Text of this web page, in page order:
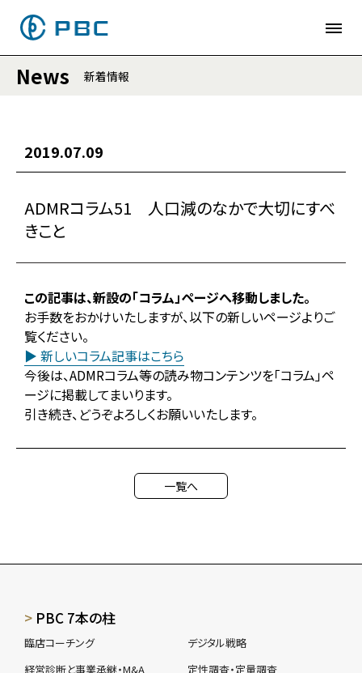
News 新着情報
2019.07.09
ADMRコラム51 人口減のなかで大切にすべ
きこと
この記事は、新設の「コラム」ページへ移動しました。
お手数をおかけいたしますが、以下の新しいページよりご
覧ください。
▶ 新しいコラム記事はこちら
今後は、ADMRコラム等の読み物コンテンツを「コラム」ペ
ージに掲載してまいります。
引き続き、どうぞよろしくお願いいたします。
一覧へ
PBC 7本の柱
臨店コーチング
経営診断と事業承継・M&A
デジタル戦略
定性調査・定量調査